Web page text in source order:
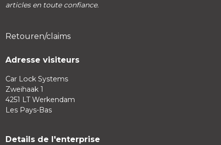
articles en toute confiance.
Retouren/claims
Adresse visiteurs
Car Lock Systems
Zweihaak 1
4251 LT Werkendam
Les Pays-Bas
Details de l'enterprise